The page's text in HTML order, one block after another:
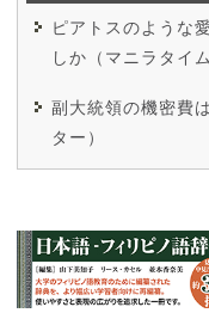
ピアトスのような
しか（マニラタイム
副大統領の機密費
ター）